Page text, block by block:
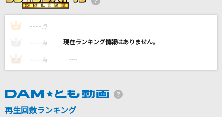
go!go!vanillas
[生音]ただ君に晴れ
ヨルシカ
Nighthawks
HOWEVER
1 ---- 点 ----
---- 点 ----
3 ---- 点 ----
再生回数ランキング